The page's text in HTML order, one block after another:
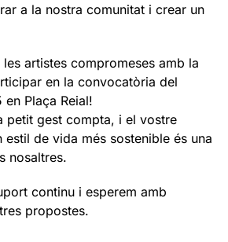
a la nostra comunitat i crear un
artistes compromeses amb la
en la convocatòria del
en Plaça Reial!
petit gest compta, i el vostre
de vida més sostenible és una
nosaltres.
continu i esperem amb
propostes.